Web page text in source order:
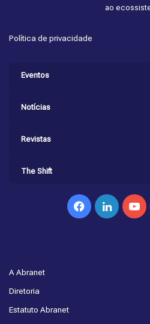
ao
Política de privacidade
Eventos
Notícias
Revistas
The Shift
FacebookLinkedin
A Abranet
Diretoria
Estatuto Abranet